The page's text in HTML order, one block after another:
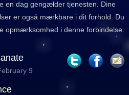
en dag gengælder tjenesten. Dine
er også mærkbare i dit forhold. Du
opmærksomhed i denne forbindelse.
9